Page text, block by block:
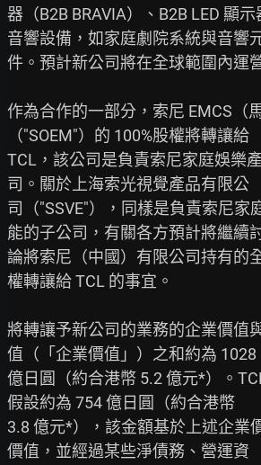
器（B2B BRAVIA）、B2B LED 顯
音響設備，如家庭劇院系統與音響
件。預計新公司將在全球範圍內運
作為合作的一部分，索尼 EMCS（
（"SOEM"）的 100%股權將轉讓給
TCL，該公司是負責索尼家庭娛樂
司。關於上海索光視覺產品有限公
司（"SSVE"），同樣是負責索尼家
能的子公司，有關各方預計將繼續
論將索尼（中國）有限公司持有的
權轉讓給 TCL 的事宜。
將轉讓予新公司的業務的企業價值
值（「企業價值」）之和約為 1028
億日圓（約合港幣 5.2 億元*）。
假設約為 754 億日圓（約合港幣
3.8 億元*），該金額基於上述企業
價值，並經過某些淨債務、營運資